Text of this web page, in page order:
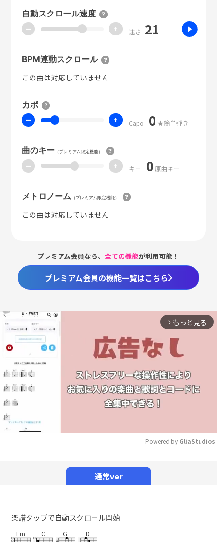
自動スクロール速度
ー + 速さ 21
BPM連動スクロール
この曲は対応していません
カポ
ー + Capo 0 ★簡単弾き
曲のキー（プレミアム限定機能）
ー + キー 0 原曲キー
メトロノーム （プレミアム限定機能）
この曲は対応していません
プレミアム会員なら、全ての機能が利用可能！
プレミアム会員の機能一覧はこちら
arrow_forward_ios もっと見る
Powered by GliaStudios
通常ver
楽譜タップで自動スクロール開始
Em C G D